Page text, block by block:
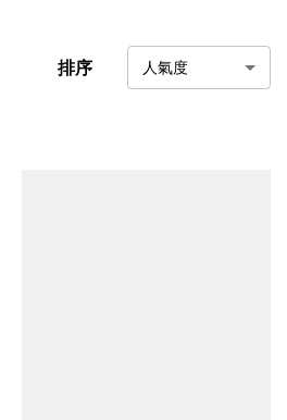
排序 人氣度